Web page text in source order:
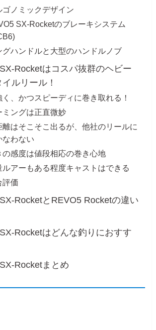
ゴノミックデザイン
SX-Rocketのブレーキシステム
グハンドルと大型のハンドルノブ
Rocketはコスパ抜群のヘビー
ルリール！
く、かつスピーディに巻き取れる！
ミングは正直微妙
離はそこそこ出るが、他社のリールに
なわない
の感度は値段相応の巻き心地
ルアーもある程度キャストはできる
評価
RocketとREVO5 Rocketの違い
Rocketはどんな釣りにおすす
Rocketまとめ